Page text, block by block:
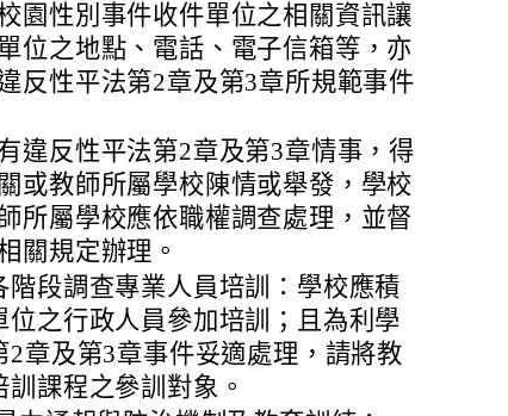
園性別事件收件單位之相關資訊讓
位之地點、電話、電子信箱等，亦
反性平法第2章及第3章所規範事件
違反性平法第2章及第3章情事，得
或教師所屬學校陳情或舉發，學校
所屬學校應依職權調查處理，並督
關規定辦理。
階段調查專業人員培訓：學校應積
位之行政人員參加培訓；且為利學
章及第3章事件妥適處理，請將教
課程之參訓對象。